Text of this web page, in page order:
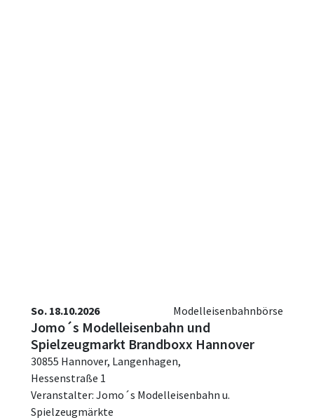
So. 18.10.2026 Modelleisenbahnbörse
Jomo´s Modelleisenbahn und
Spielzeugmarkt Brandboxx Hannover
30855 Hannover, Langenhagen,
Hessenstraße 1
Veranstalter: Jomo´s Modelleisenbahn u.
Spielzeugmärkte